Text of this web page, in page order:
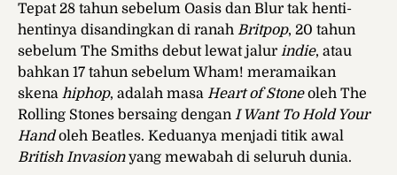
Tepat 28 tahun sebelum Oasis dan Blur tak henti-
hentinya disandingkan di ranah Britpop, 20 tahun
sebelum The Smiths debut lewat jalur indie, atau
bahkan 17 tahun sebelum Wham! meramaikan
skena hiphop, adalah masa Heart of Stoneoleh The
Rolling Stones bersaing dengan I Want To Hold Your
Handoleh Beatles. Keduanya menjadi titik awal
British Invasionyang mewabah di seluruh dunia.